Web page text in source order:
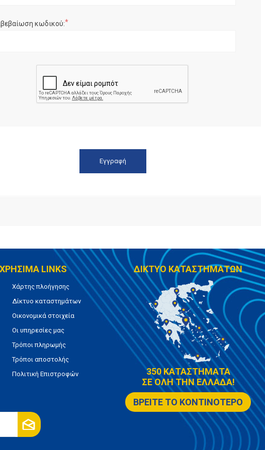
κωδικού:*
ΧΡΗΣΙΜΑ LINKS
Χάρτης πλοήγησης
Δίκτυο καταστημάτων
Οικονομικά στοιχεία
Οι υπηρεσίες μας
Τρόποι πληρωμής
Τρόποι αποστολής
Πολιτική Επιστροφών
ΔΙΚΤΥΟ ΚΑΤΑΣΤΗΜΑΤΩΝ
350 ΚΑΤΑΣΤΗΜΑΤΑ
ΣΕ ΟΛΗ ΤΗΝ ΕΛΛΑΔΑ!
ΒΡΕΙΤΕ ΤΟ ΚΟΝΤΙΝΟΤΕΡΟ